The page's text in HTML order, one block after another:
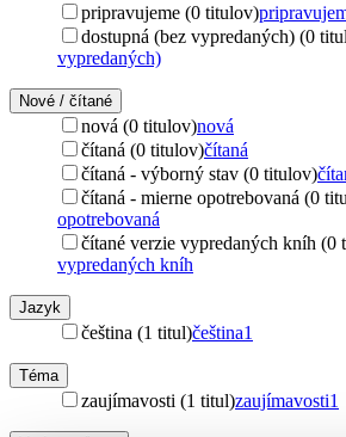
pripravujeme (0 titulov)
dostupná (bez vypredaných) (0
vypredaných)
Nové / čítané
nová (0 titulov)nová
čítaná (0 titulov)čítaná
čítaná - výborný stav (0 titulov)
čítaná - mierne opotrebovaná (0
opotrebovaná
čítané verzie vypredaných kníh (0
vypredaných kníh
Jazyk
čeština (1 titul)čeština1
Téma
zaujímavosti (1 titul)zaujímavosti1